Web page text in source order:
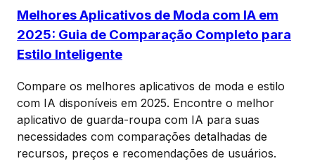
Melhores Aplicativos de Moda com IA em
2025: Guia de Comparação Completo para
Estilo Inteligente
Compare os melhores aplicativos de moda e estilo
com IA disponíveis em 2025. Encontre o melhor
aplicativo de guarda-roupa com IA para suas
necessidades com comparações detalhadas de
recursos, preços e recomendações de usuários.